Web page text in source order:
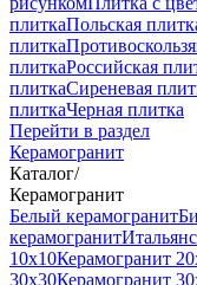
плиткаПольская
плитка
плиткаРоссийская
плиткаСиреневая
плиткаЧерная плитка
Перейти в раздел
Керамогранит
Каталог/
Керамогранит
Белый керамогранит
керамогранит
10x10Керамогранит
30x30Керамогранит